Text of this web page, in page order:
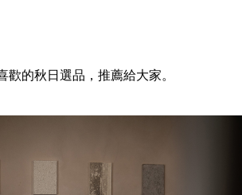
歡的秋日選品，推薦給大家。